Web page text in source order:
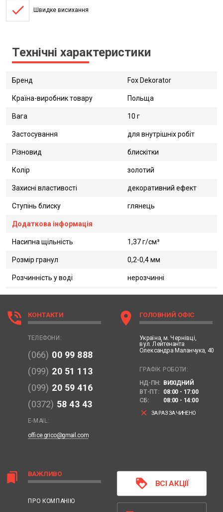
done Швидке висихання
Технічні характеристики
Бренд Fox Dekorator
Країна-виробник товару Польща
Вага 10 г
Застосування для внутрішніх робіт
Різновид блискітки
Колір золотий
Захисні властивості декоративний ефект
Ступінь блиску глянець
Додаткова інформація
Насипна щільність 1,37 г/см³
Розмір гранул 0,2-0,4 мм
Розчинність у воді нерозчинні
bookmarks ВАЖЛИВО
ПРО КОМПАНІЮ
phone_in_talk КОНТАКТИ
ТЕЛЕФОНИ:
(066) 00 99 888
(099) 20 51 113
(099) 20 59 416
(0372) 58 43 43
E-MAIL:
office.grico@gmail.com
location_on ГОЛОВНИЙ ОФІС
Україна, м. Чернівці,
вул. Лейтенанта
Олександра Маланчука, 40
ГРАФІК РОБОТИ:
НД-ПН: ВИХІДНИЙ
ВТ-ПТ:
08:00 - 17:00
СБ:
08:00 - 14:00
clear ЗАРАЗ ЗАЧИНЕНО
loyalty ВСІ АКЦІЇ